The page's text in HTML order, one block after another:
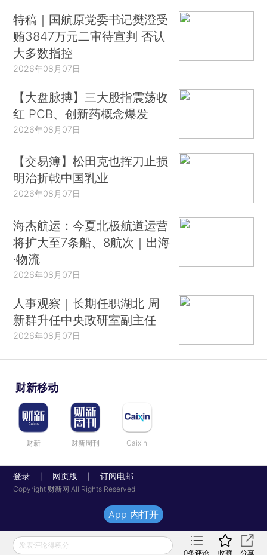
特稿｜国航原党委书记樊澄受
贿3847万元二审待宣判 否认
大多数指控
2026年08月07日
【大盘脉搏】三大股指震荡收
红 PCB、创新药概念爆发
2026年08月07日
【交易簿】松田克也挥刀止损
明治折戟中国乳业
2026年08月07日
海杰航运：今夏北极航道运营
将扩大至7条船、8航次｜出海
·物流
2026年08月07日
人事观察｜长期任职湖北 周
新群升任中央政研室副主任
2026年08月07日
财新移动
财新 财新周刊 Caixin
登录 网页版 订阅电邮
Copyright 财新网 All Rights Reserved
发表评论得积分
0条评论 收藏 分享
App 内打开